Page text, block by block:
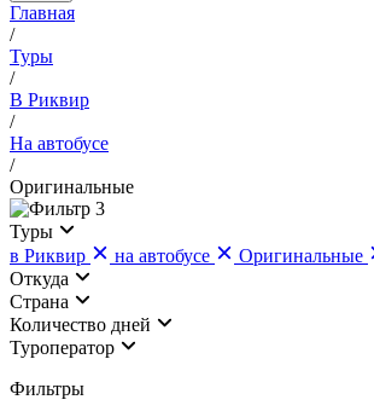
Главная
/
Туры
/
В Риквир
/
На автобусе
/
Оригинальные
3
Туры
в Риквир
на автобусе
Оригинальные
Откуда
Страна
Количество дней
Туроператор
Фильтры